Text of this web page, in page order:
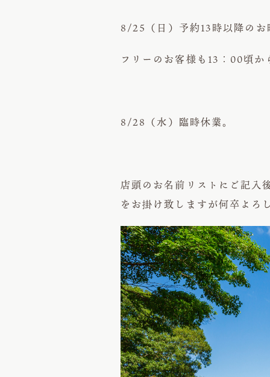
8/25（日）予約13時以降の
フリーのお客様も13：00頃
8/28（水）臨時休業。
店頭のお名前リストにご記入
をお掛け致しますが何卒よろ